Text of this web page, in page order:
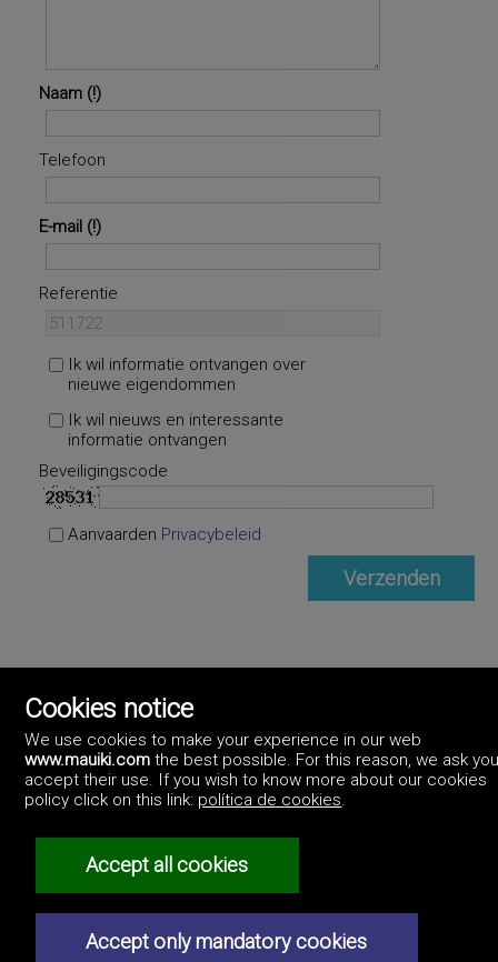
Naam
Telefoon
E-mail
Referentie
Ik wil informatie ontvangen over
nieuwe eigendommen
Ik wil nieuws en interessante
informatie ontvangen
Beveiligingscode
Aanvaarden Privacybeleid
Cookies notice
We use cookies to make your experience in our web
www.mauiki.com the best possible. For this reason, we ask
accept their use. If you wish to know more about our cookies
policy click on this link: política de cookies.
Accept all cookies
Accept only mandatory cookies